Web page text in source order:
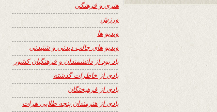
هنری و فرهنگی
ورزش
ویدیو ها
ویدیو های جالب دیدنی و شنیدنی
یاد بود از دانشمندان و فرهنگیان کشور
یادی از خاطرات گذشته
یادی از فرهیختگان
یادی از هنرمندان پنجه طلایی هرات